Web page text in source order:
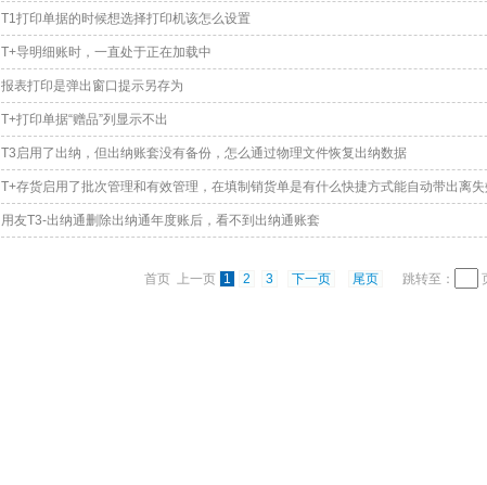
T1打印单据的时候想选择打印机该怎么设置
T+导明细账时，一直处于正在加载中
报表打印是弹出窗口提示另存为
T+打印单据“赠品”列显示不出
T3启用了出纳，但出纳账套没有备份，怎么通过物理文件恢复出纳数据
T+存货启用了批次管理和有效管理，在填制销货单是有什么快捷方式能自动带出离失
期最近的商品
用友T3-出纳通删除出纳通年度账后，看不到出纳通账套
首页 上一页 1 2 3 下一页 尾页 跳转至：